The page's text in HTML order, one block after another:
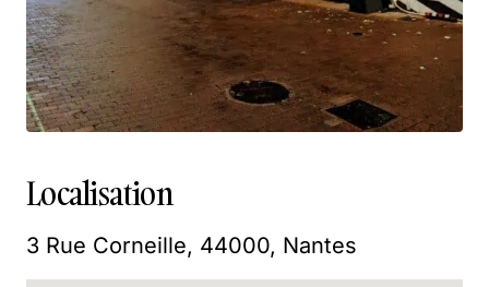
Localisation
3 Rue Corneille, 44000, Nantes